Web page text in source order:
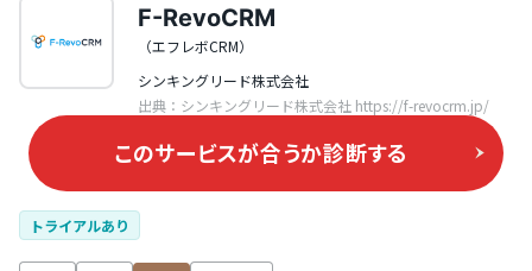
F-RevoCRM
（エフレボCRM）
シンキングリード株式会社
出典：シンキングリード株式会社 https://f-revocrm.jp/
このサービスが合うか診断する
トライアルあり